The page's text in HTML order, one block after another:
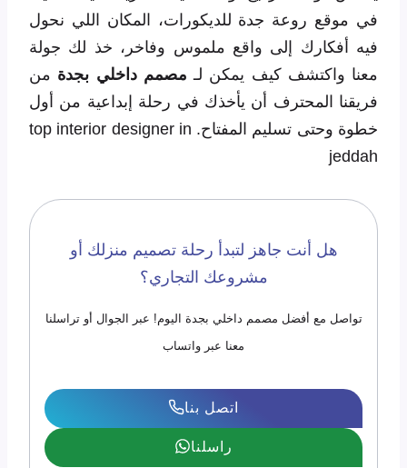
في موقع روعة جدة للديكورات، المكان اللي نحول
فيه أفكارك إلى واقع ملموس وفاخر، خذ لك جولة
معنا واكتشف كيف يمكن لـ مصمم داخلي بجدة من
فريقنا المحترف أن يأخذك في رحلة إبداعية من أول
خطوة وحتى تسليم المفتاح. top interior designer in
jeddah
هل أنت جاهز لتبدأ رحلة تصميم منزلك أو
مشروعك التجاري؟
تواصل مع أفضل مصمم داخلي بجدة اليوم! عبر الجوال أو تراسلنا
معنا عبر واتساب
اتصل بنا
راسلنا